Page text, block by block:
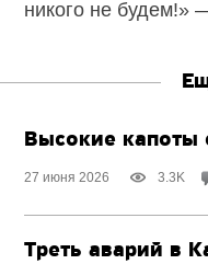
никого не будем!»
Высокие капоты
27 июня 2026 3.3K
Треть аварий в